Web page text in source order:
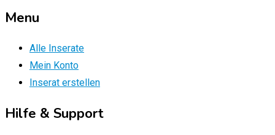
Menu
Alle Inserate
Mein Konto
Inserat erstellen
Hilfe & Support